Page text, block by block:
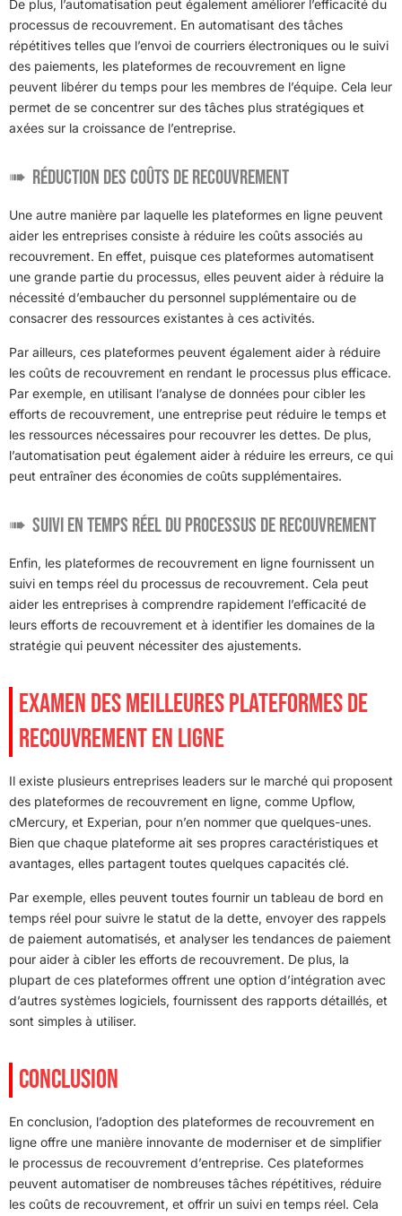
De plus, l’automatisation peut également améliorer l’efficacité du
processus de recouvrement. En automatisant des tâches
répétitives telles que l’envoi de courriers électroniques ou le suivi
des paiements, les plateformes de recouvrement en ligne
peuvent libérer du temps pour les membres de l’équipe. Cela leur
permet de se concentrer sur des tâches plus stratégiques et
axées sur la croissance de l’entreprise.
Réduction des coûts de recouvrement
Une autre manière par laquelle les plateformes en ligne peuvent
aider les entreprises consiste à réduire les coûts associés au
recouvrement. En effet, puisque ces plateformes automatisent
une grande partie du processus, elles peuvent aider à réduire la
nécessité d’embaucher du personnel supplémentaire ou de
consacrer des ressources existantes à ces activités.
Par ailleurs, ces plateformes peuvent également aider à réduire
les coûts de recouvrement en rendant le processus plus efficace.
Par exemple, en utilisant l’analyse de données pour cibler les
efforts de recouvrement, une entreprise peut réduire le temps et
les ressources nécessaires pour recouvrer les dettes. De plus,
l’automatisation peut également aider à réduire les erreurs, ce qui
peut entraîner des économies de coûts supplémentaires.
Suivi en temps réel du processus de recouvrement
Enfin, les plateformes de recouvrement en ligne fournissent un
suivi en temps réel du processus de recouvrement. Cela peut
aider les entreprises à comprendre rapidement l’efficacité de
leurs efforts de recouvrement et à identifier les domaines de la
stratégie qui peuvent nécessiter des ajustements.
EXAMEN DES MEILLEURES PLATEFORMES DE
RECOUVREMENT EN LIGNE
Il existe plusieurs entreprises leaders sur le marché qui proposent
des plateformes de recouvrement en ligne, comme Upflow,
cMercury, et Experian, pour n’en nommer que quelques-unes.
Bien que chaque plateforme ait ses propres caractéristiques et
avantages, elles partagent toutes quelques capacités clé.
Par exemple, elles peuvent toutes fournir un tableau de bord en
temps réel pour suivre le statut de la dette, envoyer des rappels
de paiement automatisés, et analyser les tendances de paiement
pour aider à cibler les efforts de recouvrement. De plus, la
plupart de ces plateformes offrent une option d’intégration avec
d’autres systèmes logiciels, fournissent des rapports détaillés, et
sont simples à utiliser.
CONCLUSION
En conclusion, l’adoption des plateformes de recouvrement en
ligne offre une manière innovante de moderniser et de simplifier
le processus de recouvrement d’entreprise. Ces plateformes
peuvent automatiser de nombreuses tâches répétitives, réduire
les coûts de recouvrement, et offrir un suivi en temps réel. Cela